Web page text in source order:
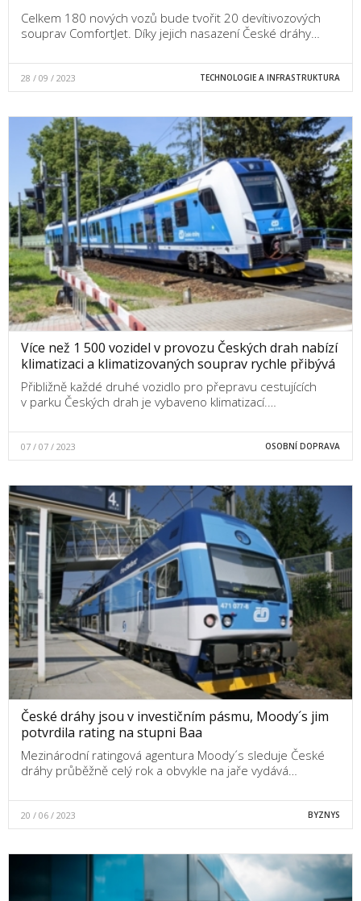
Celkem 180 nových vozů bude tvořit 20 devítivozových
souprav ComfortJet. Díky jejich nasazení České dráhy…
28 / 09 / 2023 TECHNOLOGIE A INFRASTRUKTURA
Více než 1 500 vozidel v provozu Českých drah nabízí
klimatizaci a klimatizovaných souprav rychle přibývá
Přibližně každé druhé vozidlo pro přepravu cestujících
v parku Českých drah je vybaveno klimatizací.…
07 / 07 / 2023 OSOBNÍ DOPRAVA
České dráhy jsou v investičním pásmu, Moody´s jim
potvrdila rating na stupni Baa
Mezinárodní ratingová agentura Moody´s sleduje České
dráhy průběžně celý rok a obvykle na jaře vydává…
20 / 06 / 2023 BYZNYS